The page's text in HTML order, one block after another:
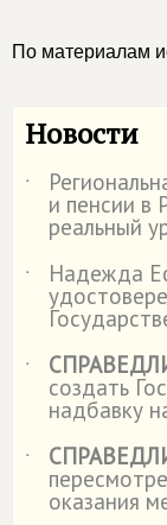
По материалам
Новости
˙
и пенсии в
реальный
˙
Надежда
˙
создать
надбавку
˙
оказания